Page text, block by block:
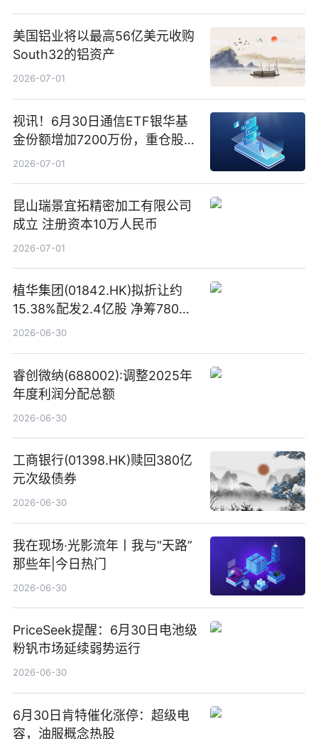
美国铝业将以最高56亿美元收购
South32的铝资产
2026-07-01
视讯！6月30日通信ETF银华基
金份额增加7200万份，重仓股新
易盛、中际旭创、立讯精密
2026-07-01
昆山瑞景宜拓精密加工有限公司
成立 注册资本10万人民币
2026-07-01
植华集团(01842.HK)拟折让约
15.38%配发2.4亿股 净筹780万
港元
2026-06-30
睿创微纳(688002):调整2025年
年度利润分配总额
2026-06-30
工商银行(01398.HK)赎回380亿
元次级债券
2026-06-30
我在现场·光影流年丨我与“天路”
那些年|今日热门
2026-06-30
PriceSeek提醒：6月30日电池级
粉钒市场延续弱势运行
2026-06-30
6月30日肯特催化涨停：超级电
容，油服概念热股